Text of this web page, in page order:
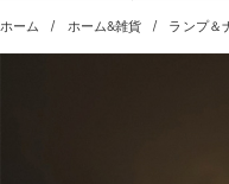
ホーム ホーム&雑貨 ランプ＆